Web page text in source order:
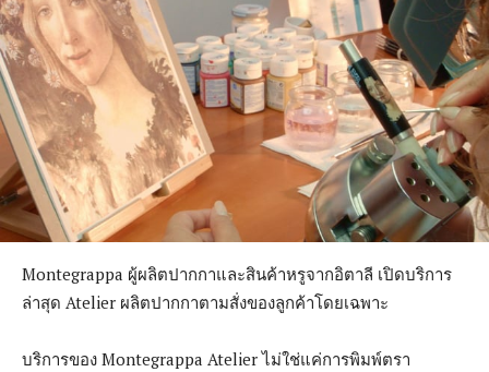
Montegrappa ผู้ผลิตปากกาและสินค้าหรูจากอิตาลี เปิดบริการ
ล่าสุด Atelier ผลิตปากกาตามสั่งของลูกค้าโดยเฉพาะ
บริการของ Montegrappa Atelier ไม่ใช่แค่การพิมพ์ตรา